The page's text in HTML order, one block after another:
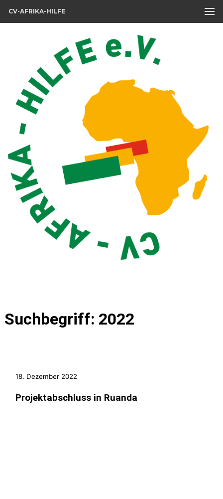
CV-AFRIKA-HILFE
Suchbegriff: 2022
18. Dezember 2022
Projektabschluss in Ruanda